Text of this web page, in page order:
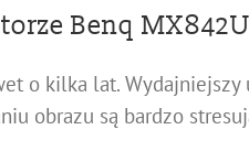
Benq
o kilka lat. Wydajniejszy
obrazu są bardzo